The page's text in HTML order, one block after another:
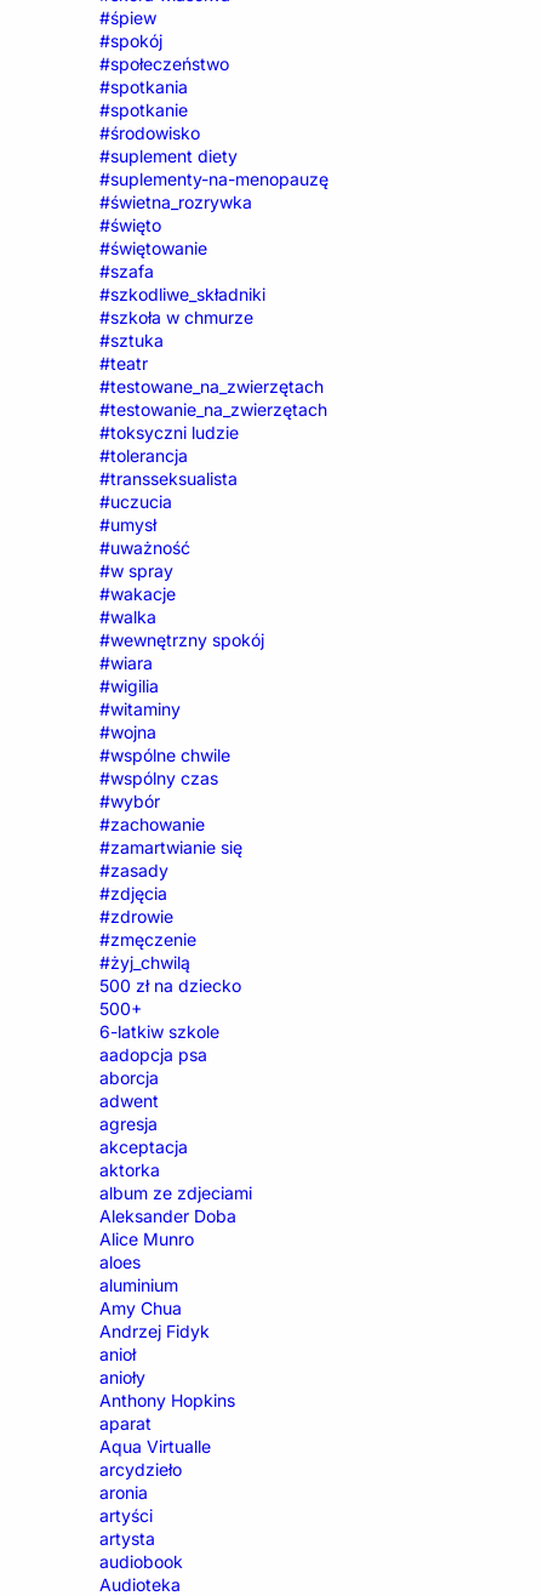
#śpiew
#spokój
#społeczeństwo
#spotkania
#spotkanie
#środowisko
#suplement diety
#suplementy-na-menopauzę
#świetna_rozrywka
#święto
#świętowanie
#szafa
#szkodliwe_składniki
#szkoła w chmurze
#sztuka
#teatr
#testowane_na_zwierzętach
#testowanie_na_zwierzętach
#toksyczni ludzie
#tolerancja
#transseksualista
#uczucia
#umysł
#uważność
#w spray
#wakacje
#walka
#wewnętrzny spokój
#wiara
#wigilia
#witaminy
#wojna
#wspólne chwile
#wspólny czas
#wybór
#zachowanie
#zamartwianie się
#zasady
#zdjęcia
#zdrowie
#zmęczenie
#żyj_chwilą
500 zł na dziecko
500+
6-latkiw szkole
aadopcja psa
aborcja
adwent
agresja
akceptacja
aktorka
album ze zdjeciami
Aleksander Doba
Alice Munro
aloes
aluminium
Amy Chua
Andrzej Fidyk
anioł
anioły
Anthony Hopkins
aparat
Aqua Virtualle
arcydzieło
aronia
artyści
artysta
audiobook
Audioteka